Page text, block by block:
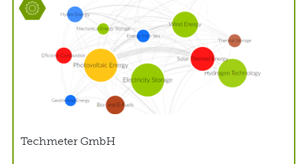
Techmeter GmbH